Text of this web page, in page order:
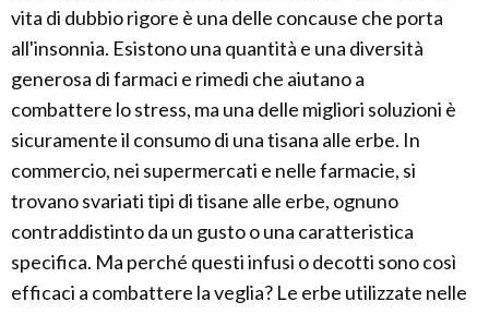
vita di dubbio rigore è una delle concause che porta
all'insonnia. Esistono una quantità e una diversità
generosa di farmaci e rimedi che aiutano a
combattere lo stress, ma una delle migliori soluzioni è
sicuramente il consumo di una tisana alle erbe. In
commercio, nei supermercati e nelle farmacie, si
trovano svariati tipi di tisane alle erbe, ognuno
contraddistinto da un gusto o una caratteristica
specifica. Ma perché questi infusi o decotti sono così
efficaci a combattere la veglia? Le erbe utilizzate nelle